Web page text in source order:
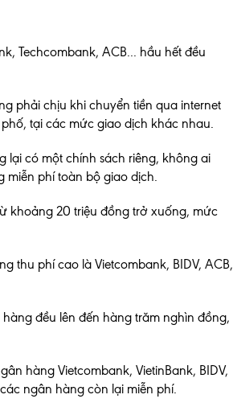
Techcombank, ACB... hầu hết đều
phải chịu khi chuyển tiền qua internet
tại các mức giao dịch khác nhau.
lại có một chính sách riêng, không ai
miễn phí toàn bộ giao dịch.
khoảng 20 triệu đồng trở xuống, mức
thu phí cao là Vietcombank, BIDV, ACB,
đều lên đến hàng trăm nghìn đồng,
hàng Vietcombank, VietinBank, BIDV,
ngân hàng còn lại miễn phí.